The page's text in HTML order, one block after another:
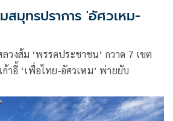
มสมุทรปราการ 'อัศวเหม-
ลวงส้ม ‘พรรคประชาชน’ กวาด 7 เขต
ก้าอี้ ‘เพื่อไทย-อัศวเหม’ พ่ายยับ